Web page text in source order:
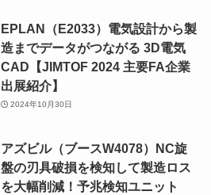
EPLAN（E2033）電気設計から製
造までデータがつながる 3D電気
CAD【JIMTOF 2024 主要FA企業
出展紹介】
2024年10月30日
アズビル（ブースW4078）NC旋
盤の刃具破損を検知して製造ロス
を大幅削減！予兆検知ユニット